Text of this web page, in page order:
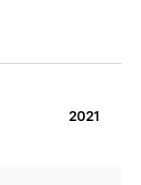
2021